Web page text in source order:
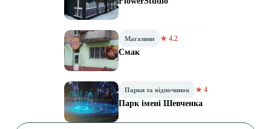
Магазини ★ 4.2
Смак
Парки та відпочинок ★ 4
Парк імені Шевченка